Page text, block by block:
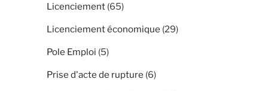
Licenciement (65)
Licenciement économique (29)
Pole Emploi (5)
Prise d'acte de rupture (6)